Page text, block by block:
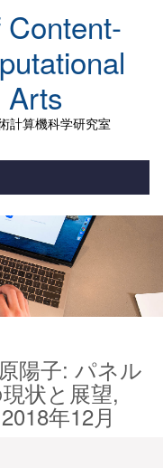
Arts
計算機科学研究室
陽子: パネル
状と展望,
年12月